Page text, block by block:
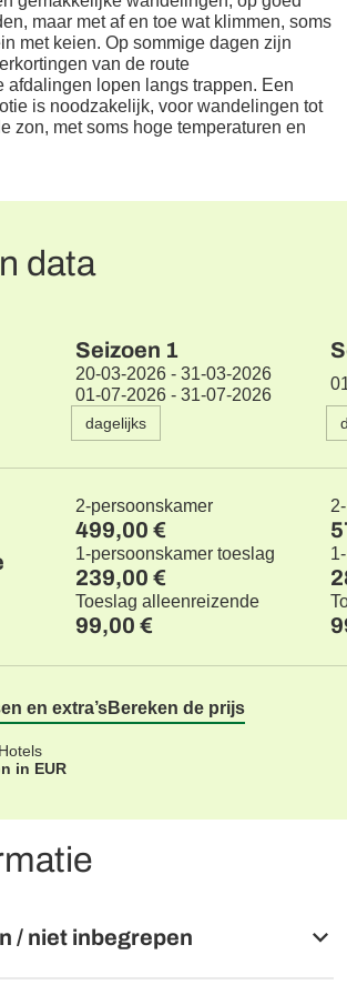
maar met af en toe wat klimmen, soms
met keien. Op sommige dagen zijn
van de route
afdalingen lopen langs trappen. Een
is noodzakelijk, voor wandelingen tot
zon, met soms hoge temperaturen en
data
Seizoen 1
20-03-2026 - 31-03-2026
01-07-2026 - 31-07-2026
dagelijks
2-persoonskamer
499,00 €
1-persoonskamer toeslag
239,00 €
Toeslag alleenreizende
99,00 €
en extra’sBereken de prijs
in EUR
/ niet inbegrepen